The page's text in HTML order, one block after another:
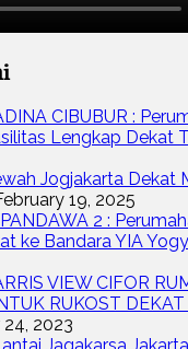
CIBUBUR :
Lengkap Dekat
Jogjakarta Dekat
19, 2025
2 :
ke Bandara YIA
VIEW CIFOR
RUKOST
2023